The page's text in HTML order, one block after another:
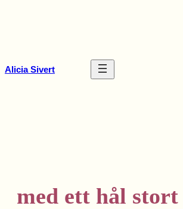
Alicia Sivert
med ett hål stort